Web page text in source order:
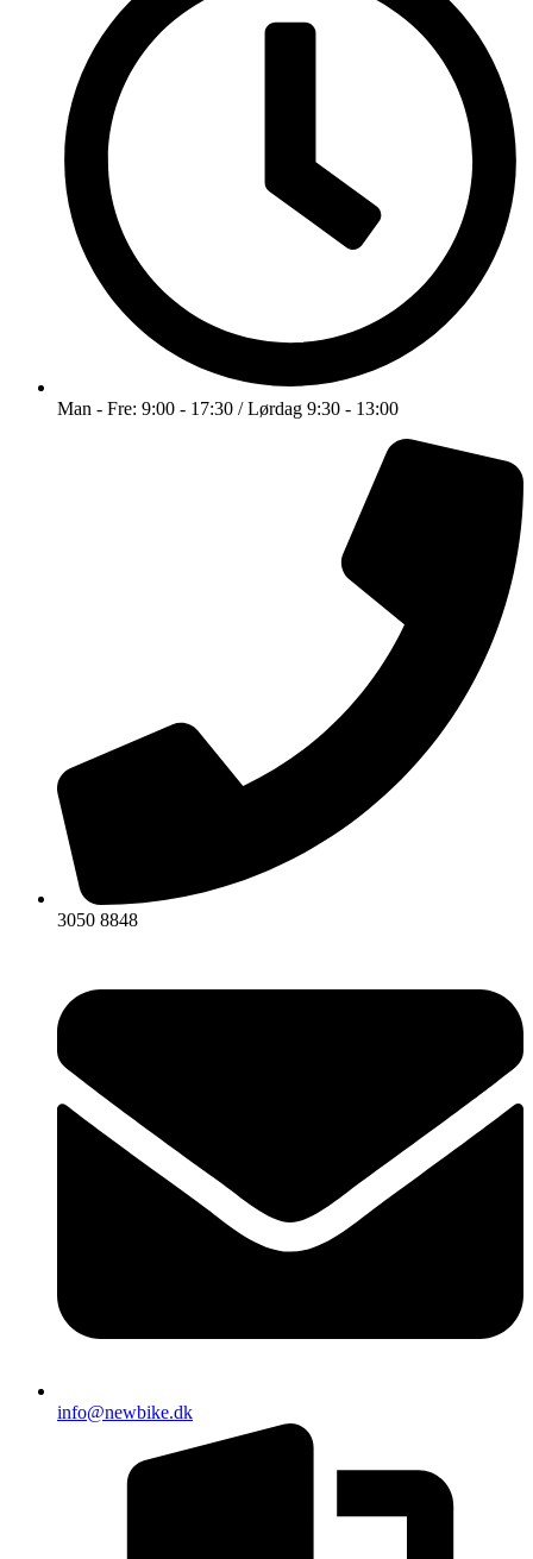
Man - Fre: 9:00 - 17:30 / Lørdag 9:30 - 13:00
3050 8848
info@newbike.dk